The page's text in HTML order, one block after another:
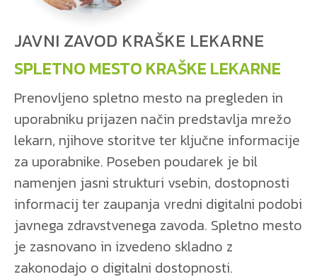
JAVNI ZAVOD KRAŠKE LEKARNE
SPLETNO MESTO KRAŠKE LEKARNE
Prenovljeno spletno mesto na pregleden in
uporabniku prijazen način predstavlja mrežo
lekarn, njihove storitve ter ključne informacije
za uporabnike. Poseben poudarek je bil
namenjen jasni strukturi vsebin, dostopnosti
informacij ter zaupanja vredni digitalni podobi
javnega zdravstvenega zavoda. Spletno mesto
je zasnovano in izvedeno skladno z
zakonodajo o digitalni dostopnosti.